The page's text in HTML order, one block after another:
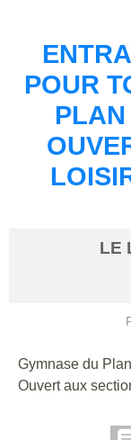
POUR
LE
Gymnase du
Ouvert aux